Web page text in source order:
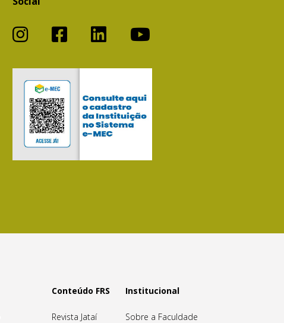
Conteúdo FRS
Revista Jataí
Institucional
Sobre a Faculdade